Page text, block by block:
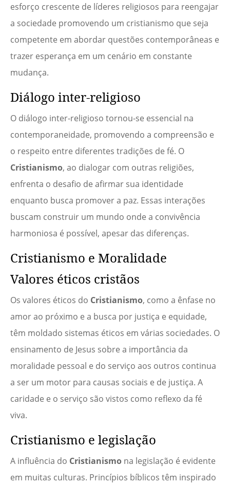
esforço crescente de líderes religiosos para reengajar
a sociedade promovendo um cristianismo que seja
competente em abordar questões contemporâneas e
trazer esperança em um cenário em constante
mudança.
Diálogo inter-religioso
O diálogo inter-religioso tornou-se essencial na
contemporaneidade, promovendo a compreensão e
o respeito entre diferentes tradições de fé. O
Cristianismo, ao dialogar com outras religiões,
enfrenta o desafio de afirmar sua identidade
enquanto busca promover a paz. Essas interações
buscam construir um mundo onde a convivência
harmoniosa é possível, apesar das diferenças.
Cristianismo e Moralidade
Valores éticos cristãos
Os valores éticos do Cristianismo, como a ênfase no
amor ao próximo e a busca por justiça e equidade,
têm moldado sistemas éticos em várias sociedades. O
ensinamento de Jesus sobre a importância da
moralidade pessoal e do serviço aos outros continua
a ser um motor para causas sociais e de justiça. A
caridade e o serviço são vistos como reflexo da fé
viva.
Cristianismo e legislação
A influência do Cristianismo na legislação é evidente
em muitas culturas. Princípios bíblicos têm inspirado